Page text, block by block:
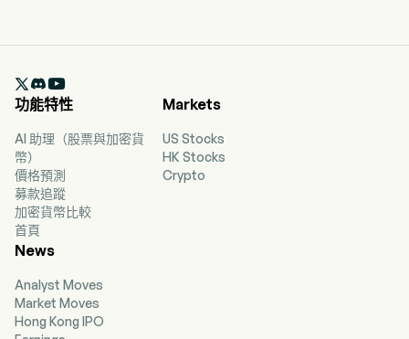

功能特性
AI 助理（股票與加密貨
幣）
價格預測
募款追蹤
加密貨幣比較
首頁
Markets
US Stocks
HK Stocks
Crypto
News
Analyst Moves
Market Moves
Hong Kong IPO